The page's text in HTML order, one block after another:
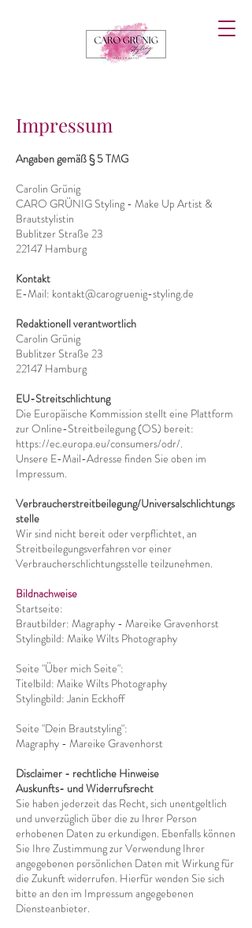
Impressum
Angaben gemäß § 5 TMG
Carolin Grünig
CARO GRÜNIG Styling - Make Up Artist &
Brautstylistin
Bublitzer Straße 23
22147 Hamburg
Kontakt
E-Mail: kontakt@carogruenig-styling.de
Redaktionell verantwortlich
Carolin Grünig
Bublitzer Straße 23
22147 Hamburg
EU-Streitschlichtung
Die Europäische Kommission stellt eine Plattform
zur Online-Streitbeilegung (OS) bereit:
https://ec.europa.eu/consumers/odr/.
Unsere E-Mail-Adresse finden Sie oben im
Impressum.
Verbraucherstreitbeilegung/Universalschlichtungs
stelle
Wir sind nicht bereit oder verpflichtet, an
Streitbeilegungsverfahren vor einer
Verbraucherschlichtungsstelle teilzunehmen.
Bildnachweise
Startseite:
Brautbilder: Magraphy - Mareike Gravenhorst
Stylingbild: Maike Wilts Photography
Seite "Über mich Seite":
Titelbild: Maike Wilts Photography
Stylingbild: Janin Eckhoff
Seite "Dein Brautstyling":
Magraphy - Mareike Gravenhorst
Disclaimer - rechtliche Hinweise
Auskunfts- und Widerrufsrecht
Sie haben jederzeit das Recht, sich unentgeltlich
und unverzüglich über die zu Ihrer Person
erhobenen Daten zu erkundigen. Ebenfalls können
Sie Ihre Zustimmung zur Verwendung Ihrer
angegebenen persönlichen Daten mit Wirkung für
die Zukunft widerrufen. Hierfür wenden Sie sich
bitte an den im Impressum angegebenen
Diensteanbieter.